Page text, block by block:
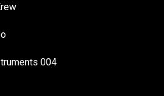
004